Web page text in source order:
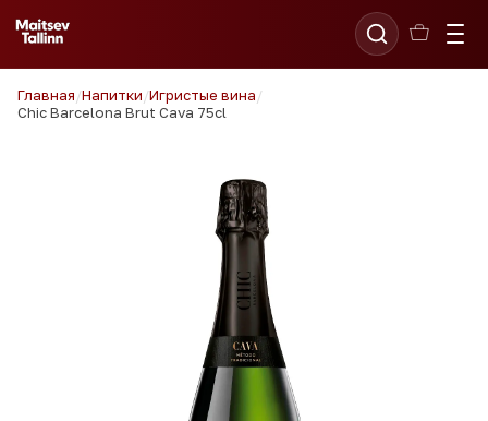
Главная/Напитки/Игристые вина/
Chic Barcelona Brut Cava 75cl